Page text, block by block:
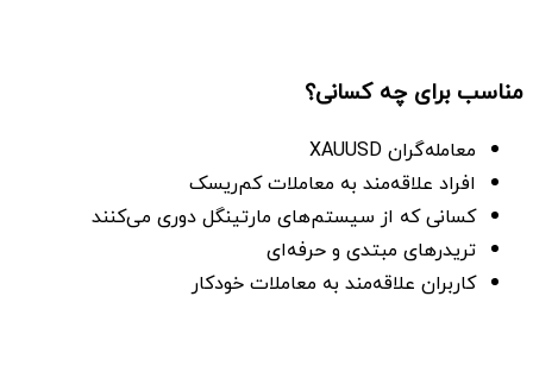
مناسب برای چه کسانی؟
معامله‌گران XAUUSD
افراد علاقه‌مند به معاملات کم‌ریسک
کسانی که از سیستم‌های مارتینگل دوری می‌کنند
تریدرهای مبتدی و حرفه‌ای
کاربران علاقه‌مند به معاملات خودکار